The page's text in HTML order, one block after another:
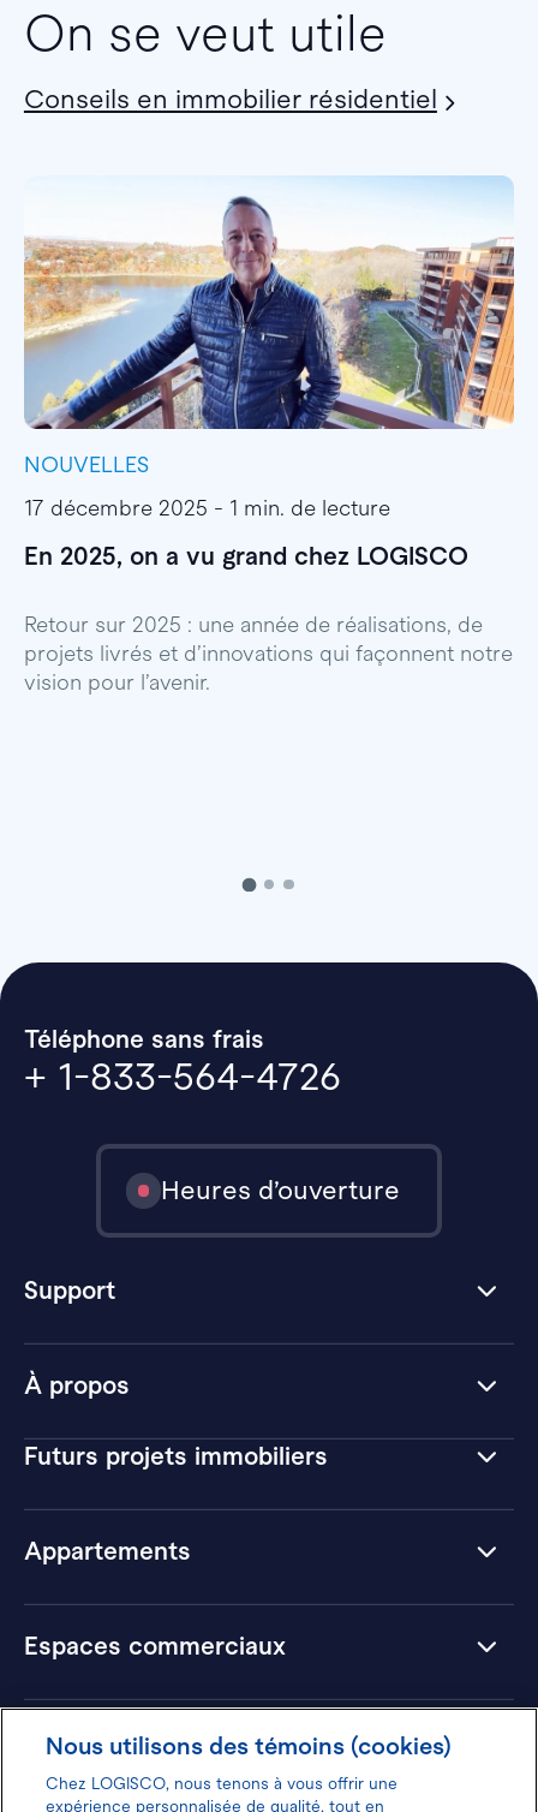
On se veut utile
Conseils en immobilier résidentiel
NOUVELLES
17 décembre 2025 - 1 min. de lecture
En 2025, on a vu grand chez LOGISCO
Retour sur 2025 : une année de réalisations, de
projets livrés et d’innovations qui façonnent notre
vision pour l’avenir.
À propos
Futurs projets immobiliers
Appartements
Espaces commerciaux
Hôtels
Téléphone sans frais
+ 1-833-564-4726
Heures d’ouverture
Support
Nous utilisons des témoins (cookies)
Chez LOGISCO, nous tenons à vous offrir une
expérience personnalisée de qualité, tout en